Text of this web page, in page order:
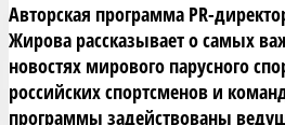
Авторская программа PR-
Жирова рассказывает о самых
новостях мирового парусного
российских спортсменов и
программы задействованы